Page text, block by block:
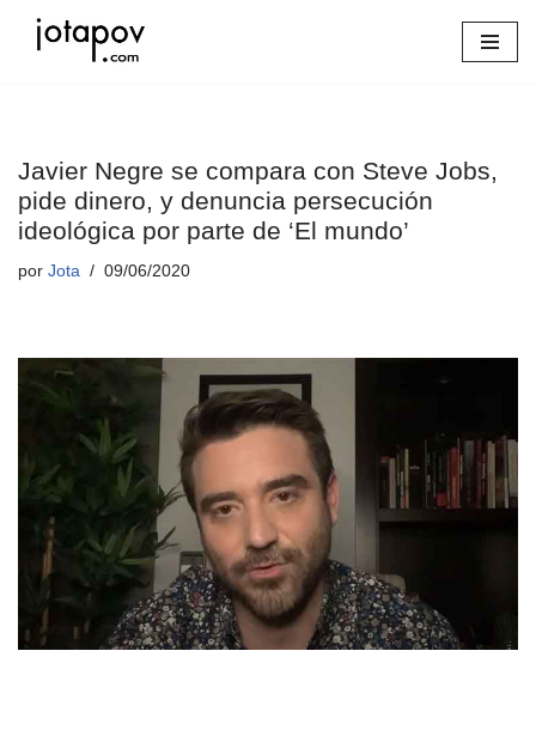
Javier Negre se compara con Steve Jobs,
pide dinero, y denuncia persecución
ideológica por parte de ‘El mundo’
por Jota 09/06/2020